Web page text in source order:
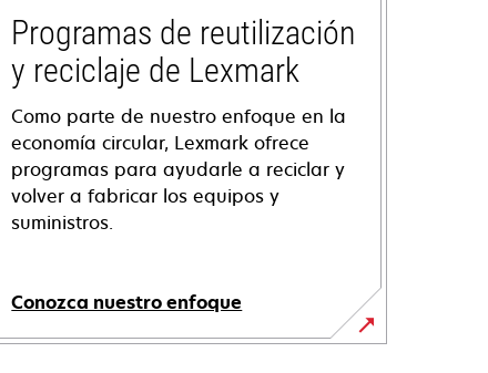
Programas de reutilización
y reciclaje de Lexmark
Como parte de nuestro enfoque en la
economía circular, Lexmark ofrece
programas para ayudarle a reciclar y
volver a fabricar los equipos y
suministros.
Conozca nuestro enfoque